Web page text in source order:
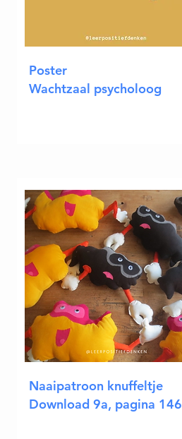
Poster
Wachtzaal psycholoog
Naaipatroon knuffeltje
Download 9a, pagina 146